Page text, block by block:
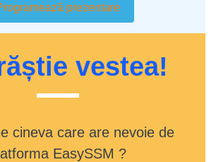
prezentare
vestea!
cineva care are nevoie de
EasySSM ?